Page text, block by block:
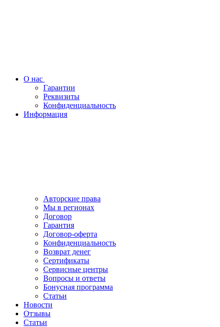
О нас
Гарантии
Реквизиты
Конфиденциальность
Информация
Авторские права
Мы в регионах
Договор
Гарантия
Договор-оферта
Конфиденциальность
Возврат денег
Сертификаты
Сервисные центры
Вопросы и ответы
Бонусная программа
Статьи
Новости
Отзывы
Статьи